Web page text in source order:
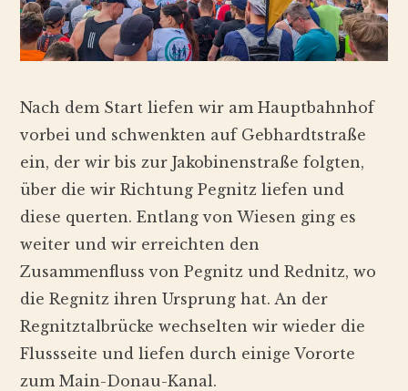
Nach dem Start liefen wir am Hauptbahnhof
vorbei und schwenkten auf Gebhardtstraße
ein, der wir bis zur Jakobinenstraße folgten,
über die wir Richtung Pegnitz liefen und
diese querten. Entlang von Wiesen ging es
weiter und wir erreichten den
Zusammenfluss von Pegnitz und Rednitz, wo
die Regnitz ihren Ursprung hat. An der
Regnitztalbrücke wechselten wir wieder die
Flussseite und liefen durch einige Vororte
zum Main-Donau-Kanal.